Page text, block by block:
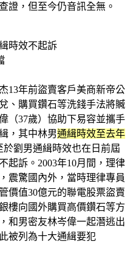
證，但至今仍音訊全無。
時效不起訴
13年前盜賣客戶美商新帝公
、購買鑽石等洗錢手法將贓
（37歲）協助下易容並攜手
，其中林男通緝時效至去年
於劉男通緝時效也在日前屆
起訴。2003年10月間，理律
震驚國內外，當時理律專員
價值30億元的聯電股票盜賣
樓向國外購買高價鑽石等方
和男密友林岑偉一起潛逃出
被列為十大通緝要犯